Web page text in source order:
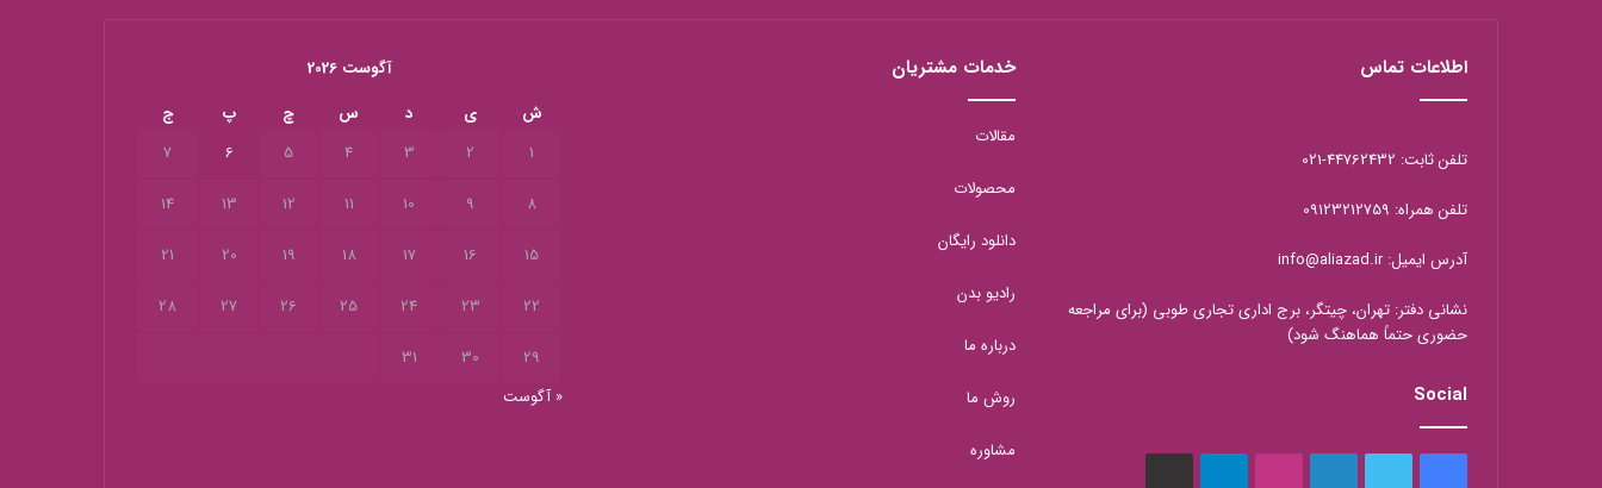
اطلاعات تماس
تلفن ثابت: 44762432-021
تلفن همراه: 09123212759
آدرس ایمیل: info@aliazad.ir
نشانی دفتر: تهران، چیتگر، برج اداری تجاری طوبی (برای مراجعه
حضوری حتماً هماهنگ شود)
Social
خدمات مشتریان
مقالات
محصولات
دانلود رایگان
رادیو بدن
درباره ما
روش ما
مشاوره
آگوست 2026
ش
ی د س چ پ
ج
1
2
3
4
5
6
7
8
9
10
11
12
13
14
15
16
17
18
19
20
21
22
23
24
25
26
27
28
29
30
31
« آگوست